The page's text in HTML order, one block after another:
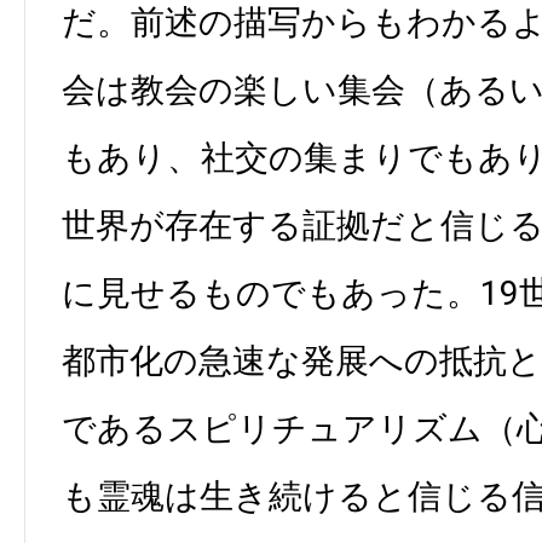
だ。前述の描写からもわかる
会は教会の楽しい集会（ある
もあり、社交の集まりでもあ
世界が存在する証拠だと信じ
に見せるものでもあった。19
都市化の急速な発展への抵抗
であるスピリチュアリズム（
も霊魂は生き続けると信じる